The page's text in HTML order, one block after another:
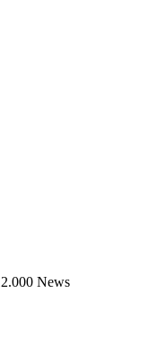
News